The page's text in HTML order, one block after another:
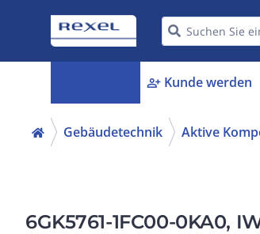
person_add Kunde werden
Gebäudetechnik Aktive
6GK5761-1FC00-0KA0,